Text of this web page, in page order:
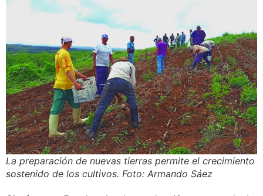
La preparación de nuevas tierras permite el crecimiento
sostenido de los cultivos. Foto: Armando Sáez